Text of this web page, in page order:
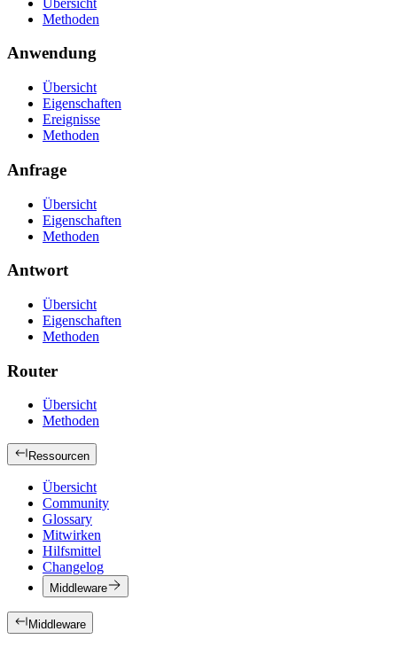
Methoden
Anwendung
Übersicht
Eigenschaften
Ereignisse
Methoden
Anfrage
Übersicht
Eigenschaften
Methoden
Antwort
Übersicht
Eigenschaften
Methoden
Router
Übersicht
Methoden
Ressourcen
Übersicht
Community
Glossary
Mitwirken
Hilfsmittel
Changelog
Middleware
Middleware